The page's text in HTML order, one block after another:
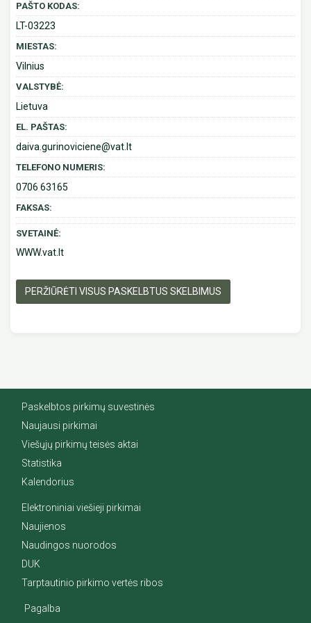
PAŠTO KODAS:
LT-03223
MIESTAS:
Vilnius
VALSTYBĖ:
Lietuva
EL. PAŠTAS:
daiva.gurinoviciene@vat.lt
TELEFONO NUMERIS:
0706 63165
FAKSAS:
SVETAINĖ:
WWW.vat.lt
PERŽIŪRĖTI VISUS PASKELBTUS SKELBIMUS
Paskelbtos pirkimų suvestinės
Naujausi pirkimai
Viešųjų pirkimų teisės aktai
Statistika
Kalendorius
Elektroniniai viešieji pirkimai
Naujienos
Naudingos nuorodos
DUK
Tarptautinio pirkimo vertės ribos
Pagalba